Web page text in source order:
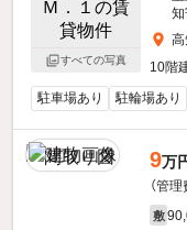
すべての写真
10階
駐車場あり
駐輪場あり
9万
（管
敷